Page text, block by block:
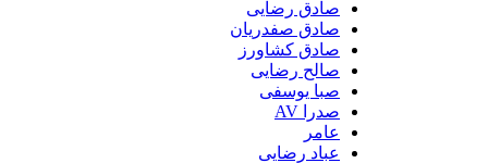
صادق رضایی
صادق صفدریان
صادق کشاورز
صالح رضایی
صبا یوسفی
صدرا AV
عامر
عباد رضایی